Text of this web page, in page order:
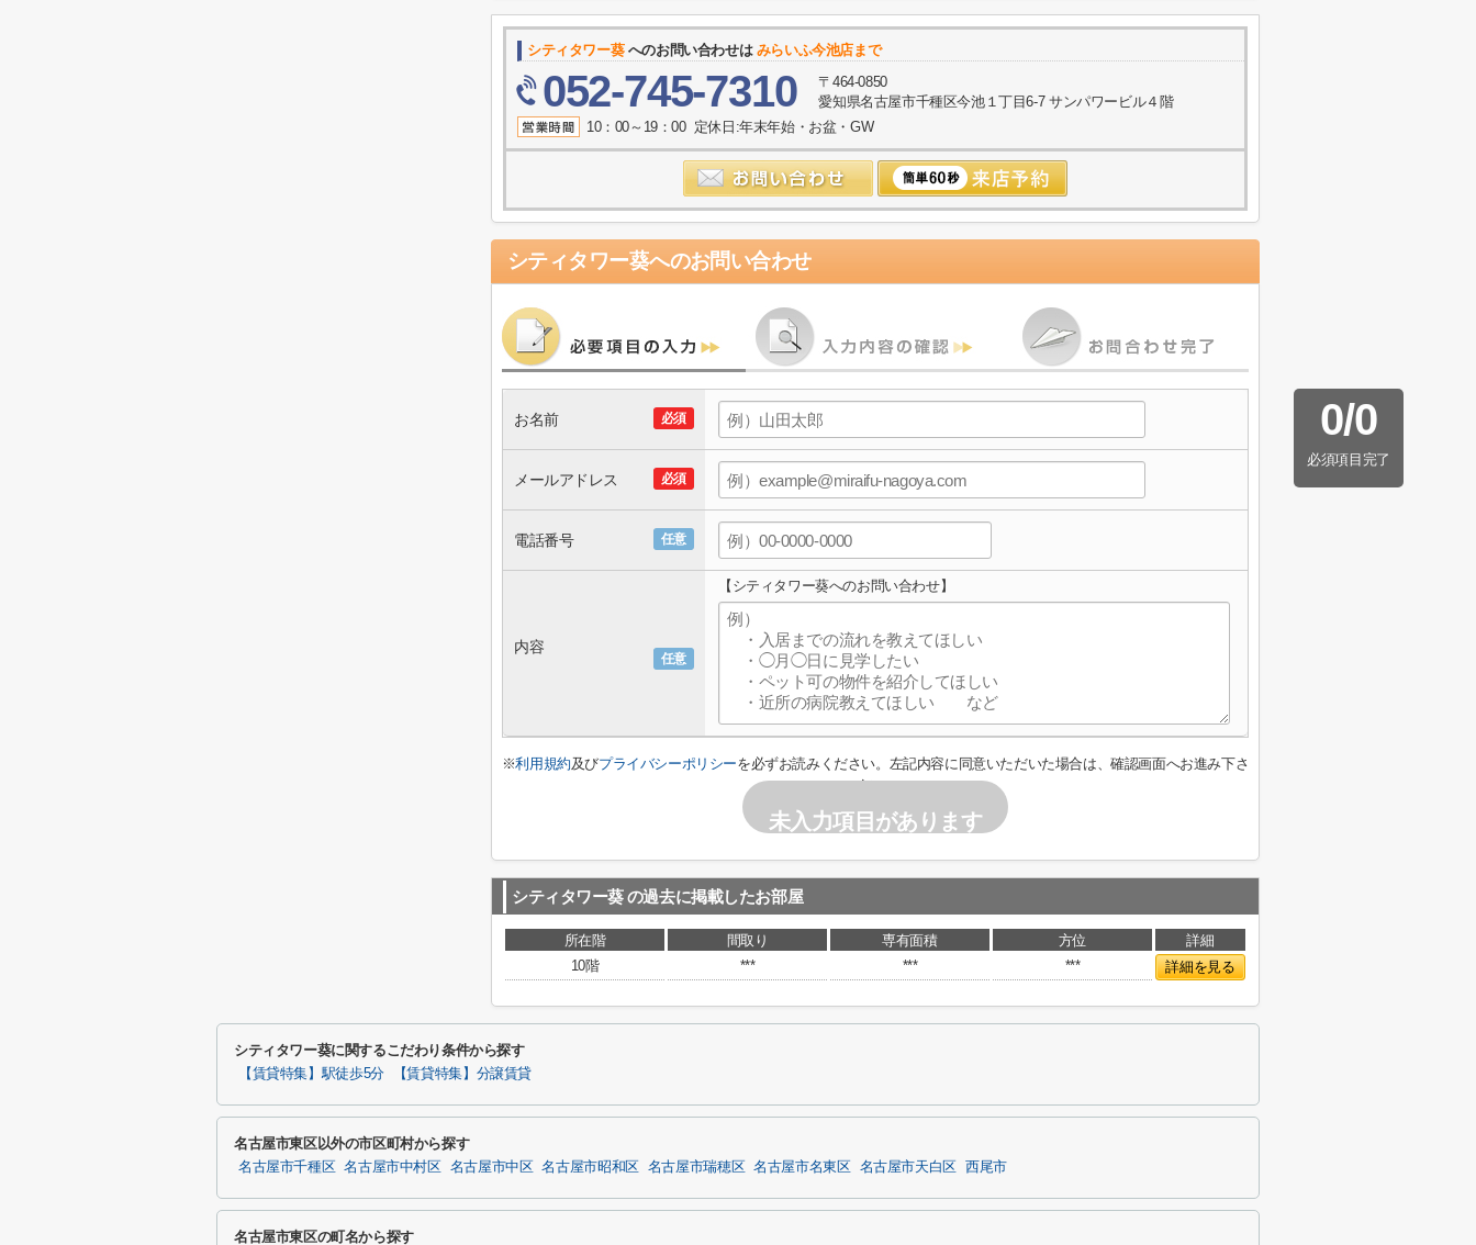
シティタワー葵へのお問い合わせは みらいふ今池店まで
052-745-7310
〒464-0850
愛知県名古屋市千種区今池１丁目6-7 サンパワービル４階
10：00～19：00 定休日:年末年始・お盆・GW
シティタワー葵へのお問い合わせ
0/0
必須項目完了
必須
お名前
必須
メールアドレス
任意
電話番号
任意
内容
【シティタワー葵へのお問い合わせ】
※利用規約及びプライバシーポリシーを必ずお読みください。左記内容に同意いただいた場合は、確認画面へお進み下さ
い。
未入力項目があります
シティタワー葵の過去に掲載したお部屋
所在階 間取り 専有面積 方位
詳細
10階
*** *** *** 詳細を見る
シティタワー葵に関するこだわり条件から探す
【賃貸特集】駅徒歩5分 【賃貸特集】分譲賃貸
名古屋市東区以外の市区町村から探す
名古屋市千種区 名古屋市中村区 名古屋市中区 名古屋市昭和区 名古屋市瑞穂区 名古屋市名東区 名古屋市天白区 西尾市
名古屋市東区の町名から探す